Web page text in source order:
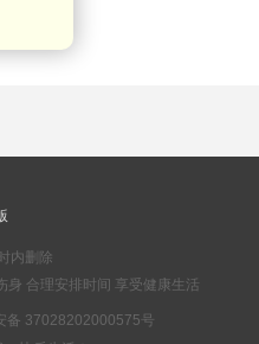
内删除
身 合理安排时间 享受健康生活
备 37028202000575号